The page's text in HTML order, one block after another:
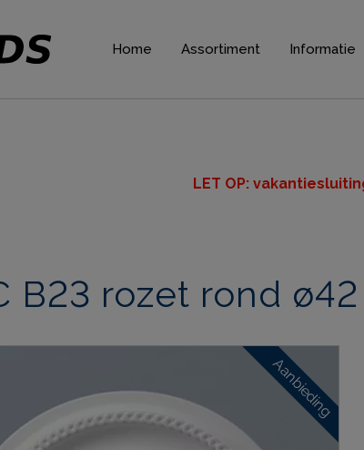
Home Assortiment
Verlichtingsprofielen
Decoratieve elementen
Lijmen & gereedschappen
Gevellijsten
Informatie
LET OP: v
B23 rozet rond
Aanbieding